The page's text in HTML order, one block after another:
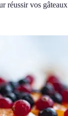
réussir vos